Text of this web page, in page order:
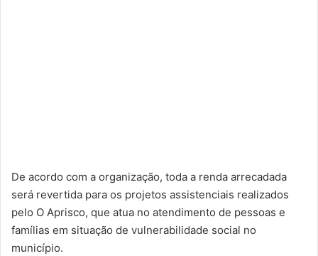
De acordo com a organização, toda a renda arrecadada
será revertida para os projetos assistenciais realizados
pelo O Aprisco, que atua no atendimento de pessoas e
famílias em situação de vulnerabilidade social no
município.